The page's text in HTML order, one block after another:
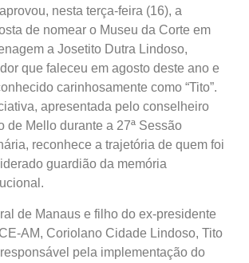
nesta terça-feira (16), a
de nomear o Museu da Corte em
a Josetito Dutra Lindoso,
que faleceu em agosto deste ano e
carinhosamente como “Tito”.
apresentada pelo conselheiro
de Mello durante a 27ª Sessão
reconhece a trajetória de quem foi
guardião da memória
de Manaus e filho do ex-presidente
AM, Coriolano Cidade Lindoso, Tito
pela implementação do